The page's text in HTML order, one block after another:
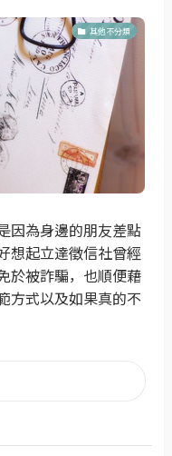
其他不分類
因為身邊的朋友差點
想起立達徵信社曾經
於被詐騙，也順便藉
方式以及如果真的不